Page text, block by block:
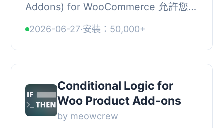
Addons) for WooCommerce 允許您在
的產品選項，讓顧客能夠自訂產品。這
個外掛提供多種表...
2026-06-27·安裝：50,000+
Conditional Logic for
Woo Product Add-ons
by meowcrew